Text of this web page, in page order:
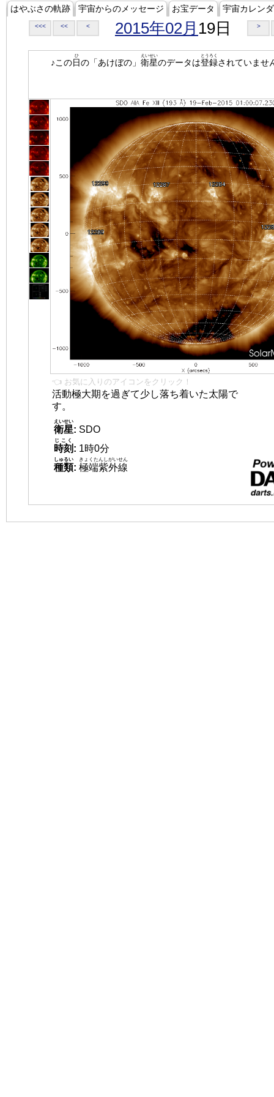
はやぶさの軌跡 宇宙からのメッセージ お宝データ 宇宙カレン
<<< << < 2015年02月 19日 >
♪この日
ひ
の「あけぼの」 衛星
えいせい
のデータは登録
とうろく
されていませ
👈 お気に入りのアイコンをクリック！
活動極大期を過ぎて少し落ち着いた太陽で
す。
衛星
えいせい
: SDO
時刻
じこく
: 1時0分
種類
しゅるい
: 極端紫外線
きょくたんしがいせん